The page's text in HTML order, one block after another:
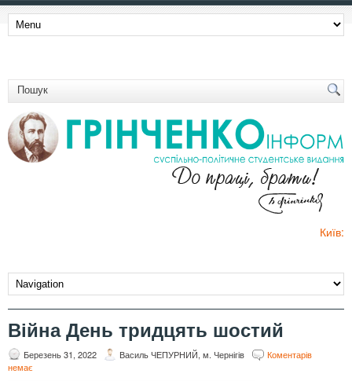
Київ:
Війна День тридцять шостий
Березень 31, 2022 Василь ЧЕПУРНИЙ, м. Чернігів
Коментарів
немає